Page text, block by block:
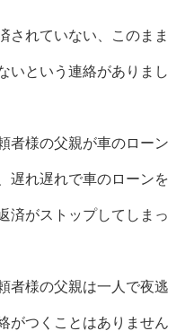
されていない、このまま
いという連絡がありまし
者様の父親が車のローン
遅れ遅れで車のローンを
済がストップしてしまっ
者様の父親は一人で夜逃
がつくことはありません